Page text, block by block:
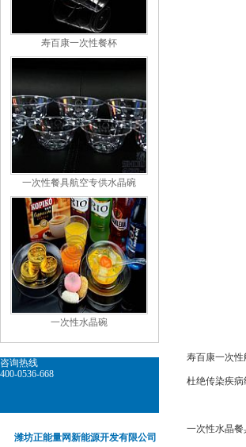
寿百康一次性餐杯
一次性餐具航空专供水晶碗
一次性水晶碗
咨询热线
400-0536-668
潍坊正能量网新能源开发有限公司
寿百康一次性航
杜绝传染疾病经
一次性水晶餐